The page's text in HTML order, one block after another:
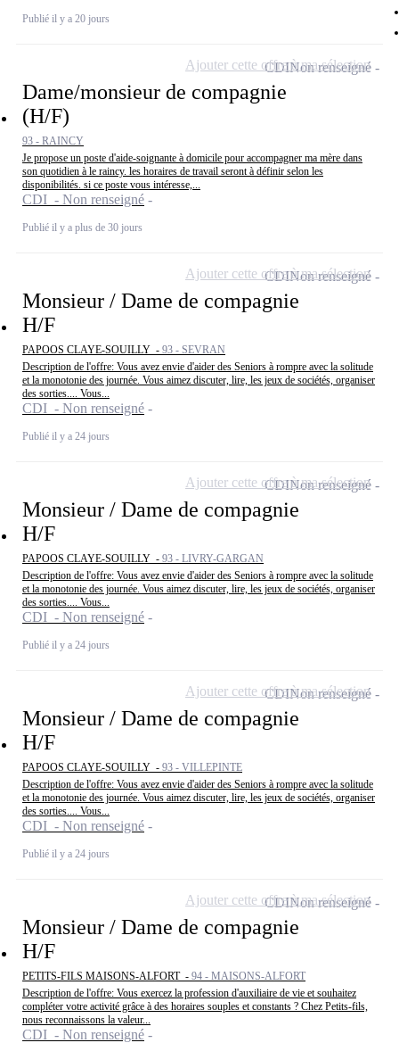
Publié il y a 20 jours
Dame/monsieur de compagnie
(H/F)
93 - RAINCY
Je propose un poste d'aide-soignante à domicile pour accompagner ma mère dans
son quotidien à le raincy. les horaires de travail seront à définir selon les
disponibilités. si ce poste vous intéresse,...
CDI - Non renseigné
Publié il y a plus de 30 jours
CDINon renseigné
Ajouter cette offre à ma sélection
Monsieur / Dame de compagnie
H/F
PAPOOS CLAYE-SOUILLY - 93 - SEVRAN
Description de l'offre: Vous avez envie d'aider des Seniors à rompre avec la solitude
et la monotonie des journée. Vous aimez discuter, lire, les jeux de sociétés, organiser
des sorties.... Vous...
CDI - Non renseigné
Publié il y a 24 jours
CDINon renseigné
Ajouter cette offre à ma sélection
Monsieur / Dame de compagnie
H/F
PAPOOS CLAYE-SOUILLY - 93 - LIVRY-GARGAN
Description de l'offre: Vous avez envie d'aider des Seniors à rompre avec la solitude
et la monotonie des journée. Vous aimez discuter, lire, les jeux de sociétés, organiser
des sorties.... Vous...
CDI - Non renseigné
Publié il y a 24 jours
CDINon renseigné
Ajouter cette offre à ma sélection
Monsieur / Dame de compagnie
H/F
PAPOOS CLAYE-SOUILLY - 93 - VILLEPINTE
Description de l'offre: Vous avez envie d'aider des Seniors à rompre avec la solitude
et la monotonie des journée. Vous aimez discuter, lire, les jeux de sociétés, organiser
des sorties.... Vous...
CDI - Non renseigné
Publié il y a 24 jours
CDINon renseigné
Ajouter cette offre à ma sélection
Monsieur / Dame de compagnie
H/F
PETITS-FILS MAISONS-ALFORT - 94 - MAISONS-ALFORT
Description de l'offre: Vous exercez la profession d'auxiliaire de vie et souhaitez
compléter votre activité grâce à des horaires souples et constants ? Chez Petits-fils,
nous reconnaissons la valeur...
CDI - Non renseigné
CDINon renseigné
Ajouter cette offre à ma sélection